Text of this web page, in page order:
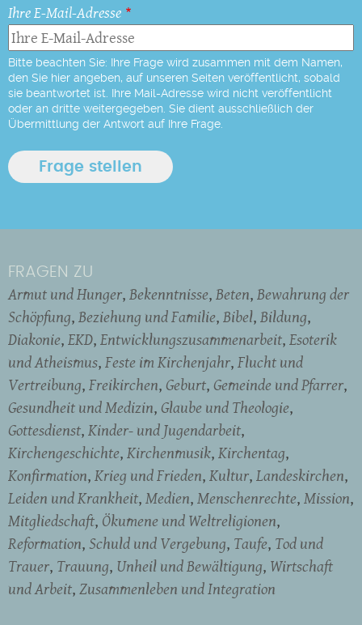
Ihre E-Mail-Adresse
Bitte beachten Sie: Ihre Frage wird zusammen mit dem Namen,
den Sie hier angeben, auf unseren Seiten veröffentlicht, sobald
sie beantwortet ist. Ihre Mail-Adresse wird nicht veröffentlicht
oder an dritte weitergegeben. Sie dient ausschließlich der
Übermittlung der Antwort auf Ihre Frage.
FRAGEN ZU
Armut und Hunger Bekenntnisse Beten Bewahrung der
Schöpfung Beziehung und Familie Bibel Bildung
Diakonie EKD Entwicklungszusammenarbeit Esoterik
und Atheismus Feste im Kirchenjahr Flucht und
Vertreibung Freikirchen Geburt Gemeinde und Pfarrer
Gesundheit und Medizin Glaube und Theologie
Gottesdienst Kinder- und Jugendarbeit
Kirchengeschichte Kirchenmusik Kirchentag
Konfirmation Krieg und Frieden Kultur Landeskirchen
Leiden und Krankheit Medien Menschenrechte Mission
Mitgliedschaft Ökumene und Weltreligionen
Reformation Schuld und Vergebung Taufe Tod und
Trauer Trauung Unheil und Bewältigung Wirtschaft
und Arbeit Zusammenleben und Integration